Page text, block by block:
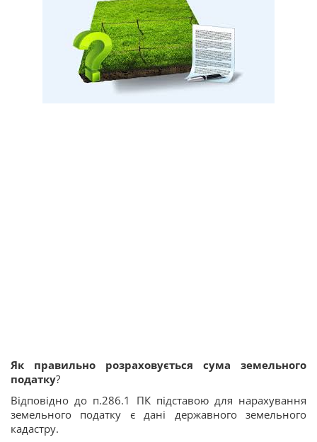
Як правильно розраховується сума земельного
податку?
Відповідно до п.286.1 ПК підставою для нарахування
земельного податку є дані державного земельного
кадастру.